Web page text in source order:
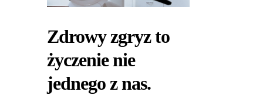
Zdrowy zgryz to
życzenie nie
jednego z nas.